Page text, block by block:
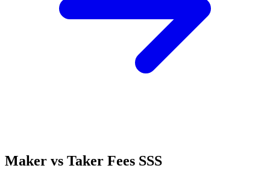
Maker vs Taker Fees SSS